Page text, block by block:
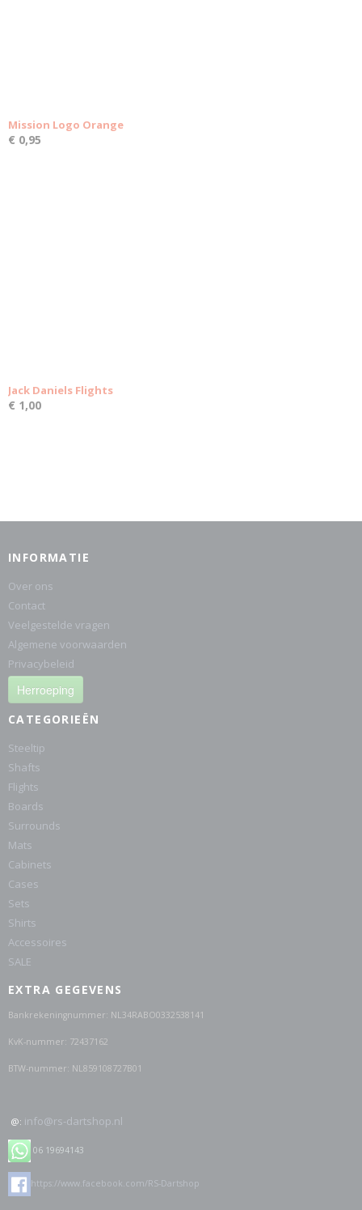
Mission Logo Orange
€ 0,95
Jack Daniels Flights
€ 1,00
INFORMATIE
Over ons
Contact
Veelgestelde vragen
Algemene voorwaarden
Privacybeleid
Herroeping
CATEGORIEËN
Steeltip
Shafts
Flights
Boards
Surrounds
Mats
Cabinets
Cases
Sets
Shirts
Accessoires
SALE
EXTRA GEGEVENS
Bankrekeningnummer: NL34RABO0332538141
KvK-nummer: 72437162
BTW-nummer: NL859108727B01
@: info@rs-dartshop.nl
06 19694143
https://www.facebook.com/RS-Dartshop